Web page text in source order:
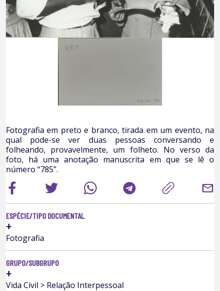
Fotografia em preto e branco, tirada em um evento, na
qual pode-se ver duas pessoas conversando e
folheando, provavelmente, um folheto. No verso da
foto, há uma anotação manuscrita em que se lê o
número “785”.
mail
ESPÉCIE/TIPO DOCUMENTAL
+
Fotografia
GRUPO/SUBGRUPO
+
Vida Civil > Relação Interpessoal